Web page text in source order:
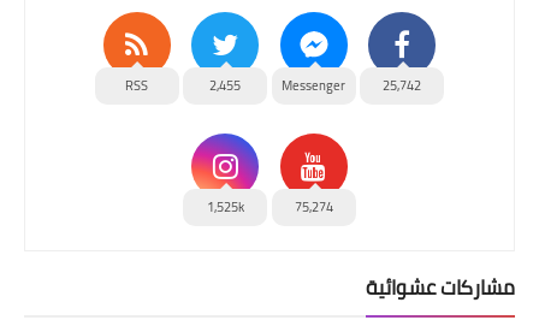
25,742
Messenger
2,455
RSS
75,274
1,525k
مشاركات عشوائية